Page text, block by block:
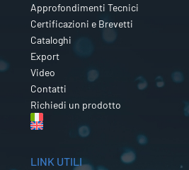
Approfondimenti Tecnici
Certificazioni e Brevetti
Cataloghi
Export
Video
Contatti
Richiedi un prodotto
LINK UTILI